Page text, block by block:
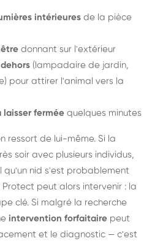
intérieures de la pièce
donnant sur l'extérieur
(lampadaire de jardin,
pour attirer l'animal vers la
fermée quelques minutes
ressort de lui-même. Si la
soir avec plusieurs individus,
qu'un nid s'est probablement
peut alors intervenir : la
clé. Si malgré la recherche
intervention forfaitaire peut
et le diagnostic — c'est